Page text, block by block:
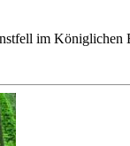
im Königlichen